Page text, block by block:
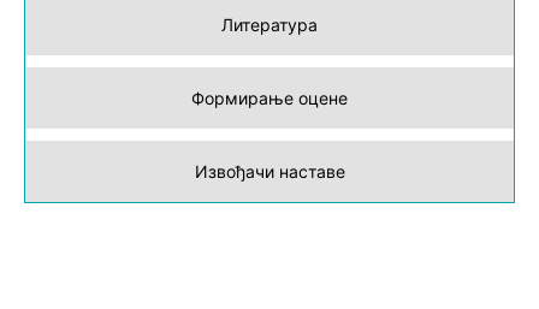
Литература
Формирање оцене
Извођачи наставе